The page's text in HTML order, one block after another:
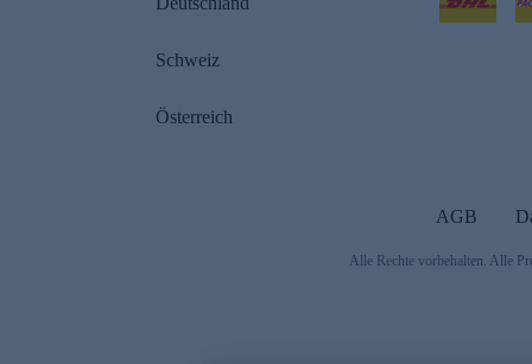
Schweiz
Österreich
AGB
Alle Rechte vorbehalten. Alle